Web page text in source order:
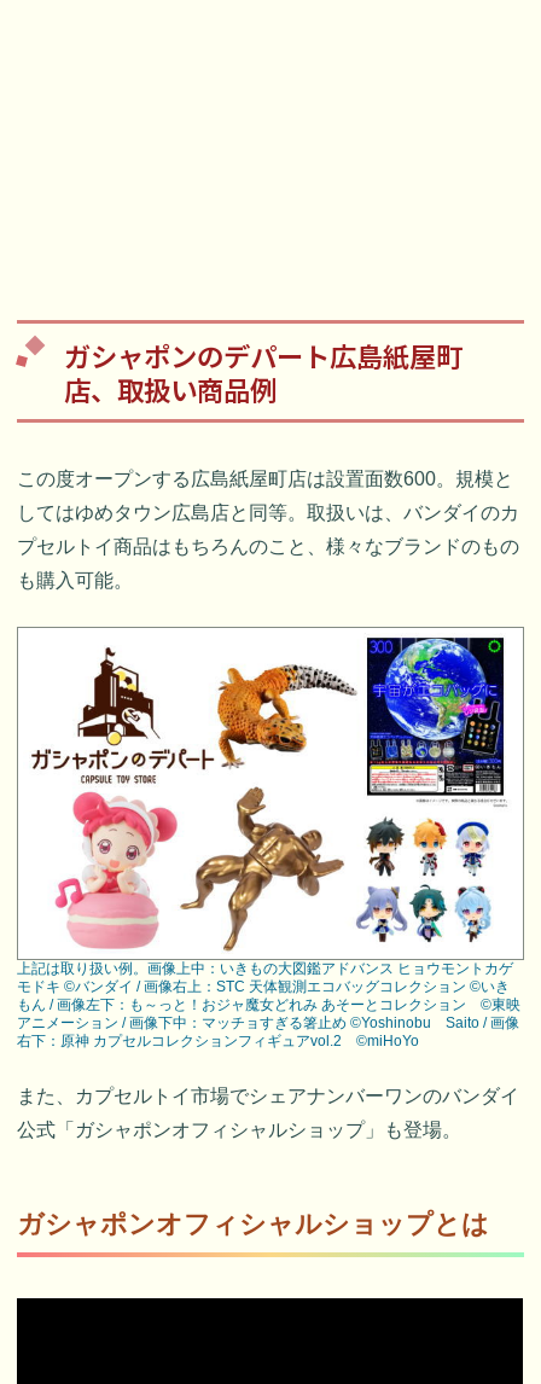
ガシャポンのデパート広島紙屋町
店、取扱い商品例
この度オープンする広島紙屋町店は設置面数600。規模と
してはゆめタウン広島店と同等。取扱いは、バンダイのカ
プセルトイ商品はもちろんのこと、様々なブランドのもの
も購入可能。
上記は取り扱い例。画像上中：いきもの大図鑑アドバンス ヒョウモントカゲ
モドキ ©バンダイ / 画像右上：STC 天体観測エコバッグコレクション ©いき
もん / 画像左下：も～っと！おジャ魔女どれみ あそーとコレクション ©東映
アニメーション / 画像下中：マッチョすぎる箸止め ©Yoshinobu Saito / 画像
右下：原神 カプセルコレクションフィギュアvol.2 ©miHoYo
また、カプセルトイ市場でシェアナンバーワンのバンダイ
公式「ガシャポンオフィシャルショップ」も登場。
ガシャポンオフィシャルショップとは